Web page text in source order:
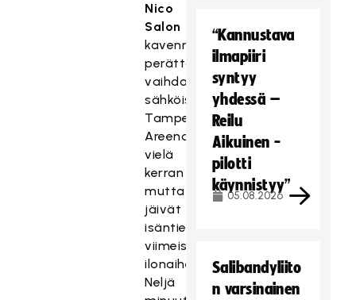
Nico
Salon
kavennukset
perättäisissä
vaihdoissa
sähköistivät
Tampere
Areenaa
vielä
kerran
mutta
jäivät
isäntien
viimeisiksi
ilonaiheiksi.
Neljä
“Kannustava
ilmapiiri
syntyy
yhdessä –
Reilu
Aikuinen -
pilotti
käynnistyy”
05.08.2026
Salibandyliito
n varsinainen